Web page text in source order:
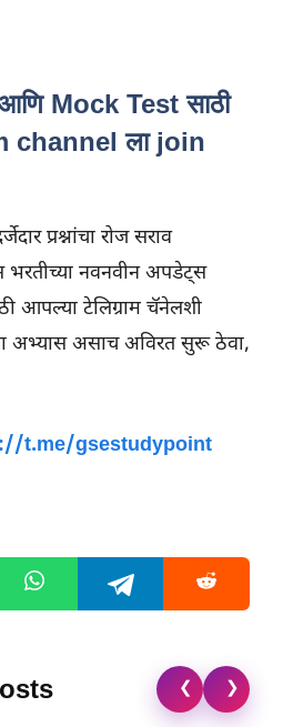
Mock Test साठी
channel ला join
प्रश्नांचा रोज सराव
भरतीच्या नवनवीन अपडेट्स
आपल्या टेलिग्राम चॅनेलशी
अभ्यास असाच अविरत सुरू ठेवा,
t.me/gsestudypoint
❮ ❯